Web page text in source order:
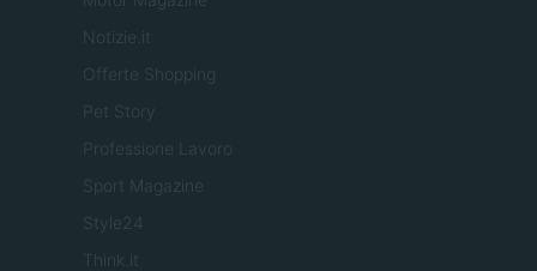
Notizie.it
Offerte Shopping
Pet Story
Professione Lavoro
Sport Magazine
Style24
Think.it